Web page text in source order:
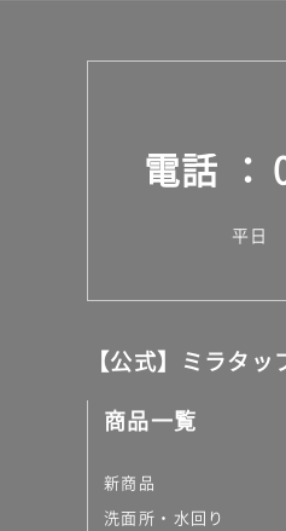
電話
平日
【公式】ミラタ
商品一覧
新商品
洗面所・水回り